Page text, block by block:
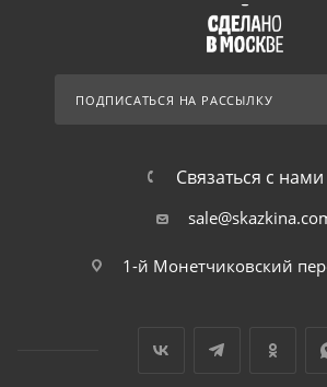
ПОДПИСАТЬСЯ НА РАССЫЛКУ
Связаться с нами
1-й Монетчиковский